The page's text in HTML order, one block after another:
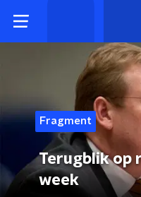
Fragment
Terugblik op
week